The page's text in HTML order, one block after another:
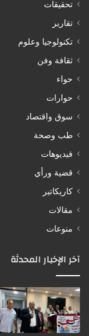
تحقيقات
تقارير
تكنولوجيا وعلوم
ثقافة وفن
حواء
حوارات
سوق واقتصاد
طب وصحة
فيديوهات
قضية ورأي
كاريكاتير
مقالات
منوعات
آخر الإخبار المحدثة